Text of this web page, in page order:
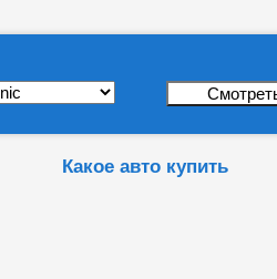
Какое авто купить